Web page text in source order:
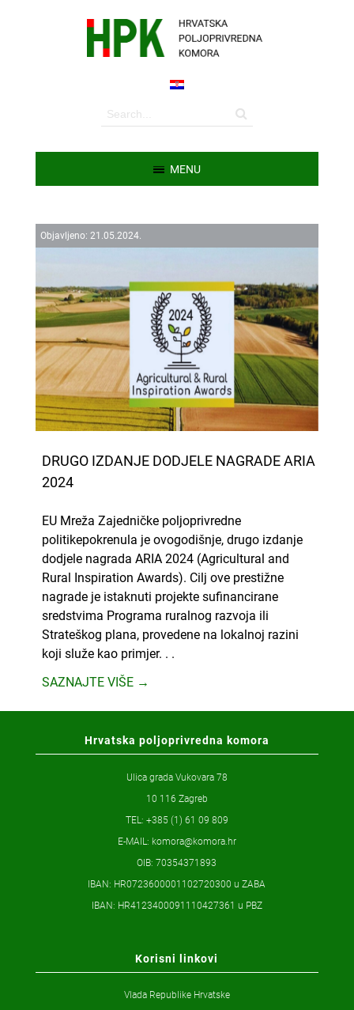
MENU
Objavljeno: 21.05.2024.
DRUGO IZDANJE DODJELE NAGRADE ARIA
2024
EU Mreža Zajedničke poljoprivredne
politikepokrenula je ovogodišnje, drugo izdanje
dodjele nagrada ARIA 2024 (Agricultural and
Rural Inspiration Awards). Cilj ove prestižne
nagrade je istaknuti projekte sufinancirane
sredstvima Programa ruralnog razvoja ili
Strateškog plana, provedene na lokalnoj razini
koji služe kao primjer. . .
SAZNAJTE VIŠE →
Hrvatska poljoprivredna komora
Ulica grada Vukovara 78
10 116 Zagreb
TEL: +385 (1) 61 09 809
E-MAIL: komora@komora.hr
OIB: 70354371893
IBAN: HR0723600001102720300 u ZABA
IBAN: HR4123400091110427361 u PBZ
Korisni linkovi
Vlada Republike Hrvatske